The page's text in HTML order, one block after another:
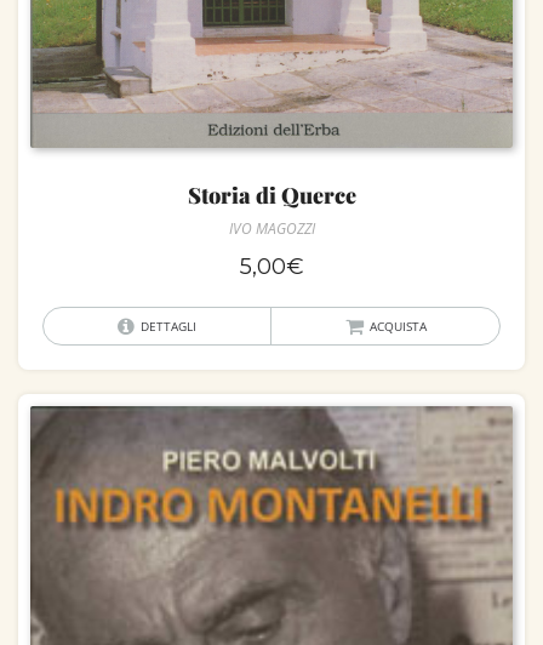
Storia di Querce
IVO MAGOZZI
5,00€
DETTAGLI ACQUISTA